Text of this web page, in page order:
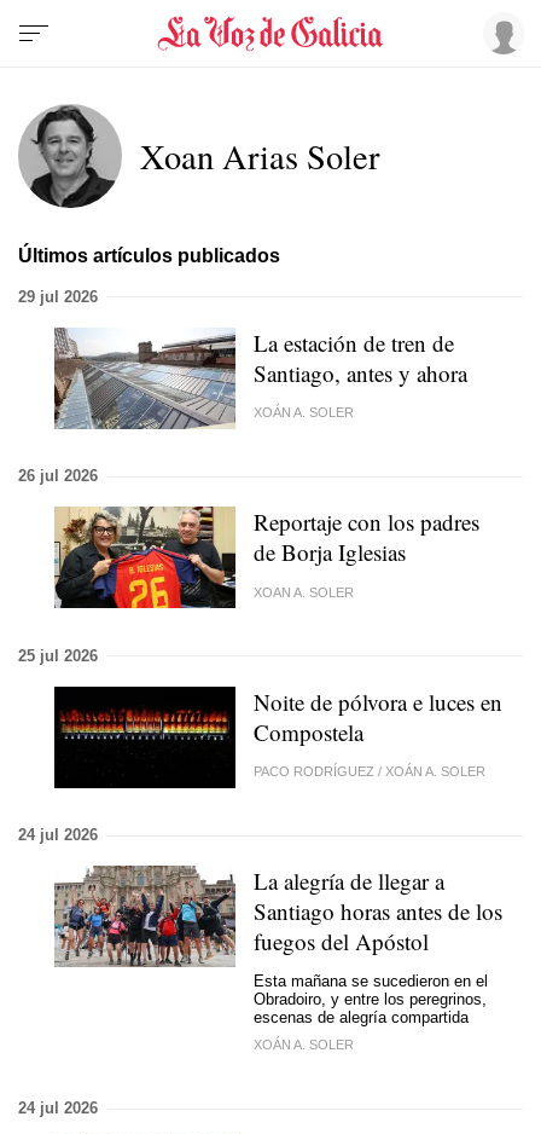
Xoan Arias Soler
Últimos artículos publicados
29 jul 2026
La estación de tren de
Santiago, antes y ahora
XOÁN A. SOLER
26 jul 2026
Reportaje con los padres
de Borja Iglesias
XOAN A. SOLER
25 jul 2026
Noite de pólvora e luces en
Compostela
PACO RODRÍGUEZ / XOÁN A. SOLER
24 jul 2026
La alegría de llegar a
Santiago horas antes de los
fuegos del Apóstol
Esta mañana se sucedieron en el
Obradoiro, y entre los peregrinos,
escenas de alegría compartida
XOÁN A. SOLER
24 jul 2026